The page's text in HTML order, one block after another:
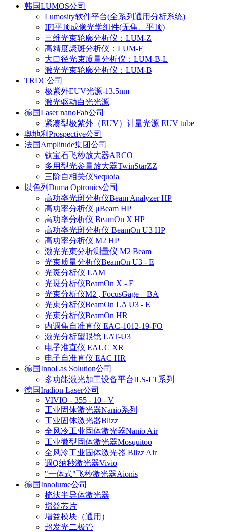
韩国LUMOS公司
Lumosity软件平台(全系列通用分析系统)
IFI平顶成像光学组件(无焦、平顶)
三维光束轮廓分析仪：LUM-Z
高精度聚斑分析仪：LUM-F
大口径光束质量分析仪：LUM-B-L
激光光束轮廓分析仪：LUM-B
TRDC公司
极紫外EUV光源-13.5nm
激光驱动白光光源
德国Laser nanoFab公司
紧凑型极紫外（EUV）计量光源 EUV tube
奥地利Prospective公司
法国Amplitude集团公司
钛宝石飞秒放大器ARCO
多用型光参量放大器TwinStarZZ
三阶自相关仪Sequoia
以色列Duma Optronics公司
高功率光斑分析仪Beam Analyzer HP
高功率分析仪 μBeam HP
高功率分析仪 BeamOn X HP
高功率光斑分析仪 BeamOn U3 HP
高功率分析仪 M2 HP
激光光束分析测量仪 M2 Beam
光束质量分析仪BeamOn U3 - E
光斑分析仪 LAM
光斑分析仪BeamOn X - E
光束分析仪M2 , FocusGage – BA
光束分析仪BeamOn LA U3 - E
光束分析仪BeamOn HR
内调焦自准直仪 EAC-1012-19-FO
激光分析望眼镜 LAT-U3
电子准直仪 EAUC XR
电子自准直仪 EAC HR
德国InnoLas Solution公司
多功能激光加工设备平台ILS-LT系列
德国Iradion Laser公司
VIVIO - 355 - 10 - V
工业固体激光器Nanio系列
工业固体激光器Blizz
全风冷工业固体激光器Nanio Air
工业微型固体激光器Mosquitoo
全风冷工业固体激光器 Blizz Air
调Q纳秒激光器Vivio
"一体式"飞秒激光器Aionis
德国Innolume公司
梳状半导体激光器
增益芯片
增益模块（通用）
超发光二极管